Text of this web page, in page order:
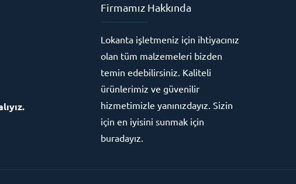
Firmamız Hakkında
Lokanta işletmeniz için ihtiyacınız
olan tüm malzemeleri bizden
temin edebilirsiniz. Kaliteli
ürünlerimiz ve güvenilir
hizmetimizle yanınızdayız. Sizin
için en iyisini sunmak için
buradayız.